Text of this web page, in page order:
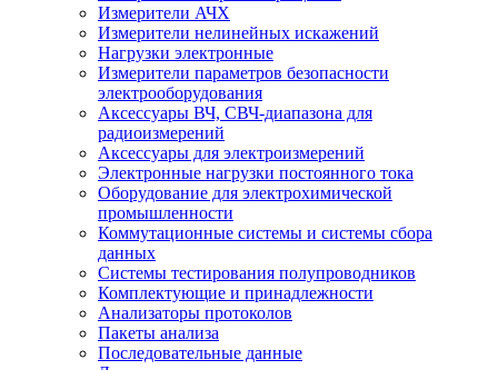
Измерители АЧХ
Измерители нелинейных искажений
Нагрузки электронные
Измерители параметров безопасности
электрооборудования
Аксессуары ВЧ, СВЧ-диапазона для
радиоизмерений
Аксессуары для электроизмерений
Электронные нагрузки постоянного тока
Оборудование для электрохимической
промышленности
Коммутационные системы и системы сбора
данных
Системы тестирования полупроводников
Комплектующие и принадлежности
Анализаторы протоколов
Пакеты анализа
Последовательные данные